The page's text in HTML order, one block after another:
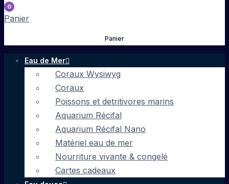
0
Panier
Panier
Eau de Mer
Coraux Wysiwyg
Coraux
Poissons et detritivores marins
Aquarium Récifal
Aquarium Récifal Nano
Matériel eau de mer
Nourriture vivante & congelé
Cartes cadeaux